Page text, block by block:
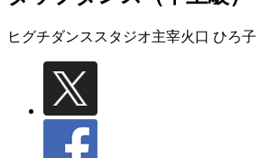
ヒグチダンススタジオ主宰火口 ひろ子